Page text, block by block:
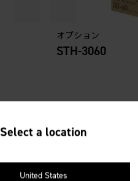
オプション
STH-3060
Select a location
United States